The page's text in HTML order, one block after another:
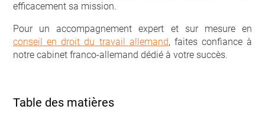
efficacement sa mission.
Pour un accompagnement expert et sur mesure en
conseil en droit du travail allemand, faites confiance à
notre cabinet franco-allemand dédié à votre succès.
Table des matières